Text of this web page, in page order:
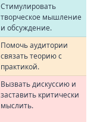
Стимулировать
творческое мышление
и обсуждение.
Помочь аудитории
связать теорию с
практикой.
Вызвать дискуссию и
заставить критически
мыслить.